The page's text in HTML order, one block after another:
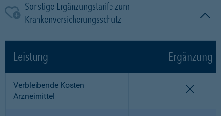
Sonstige Ergänzungstarife zum
Krankenversicherungsschutz
Leistung Ergänzung
Verbleibende Kosten
Arzneimittel